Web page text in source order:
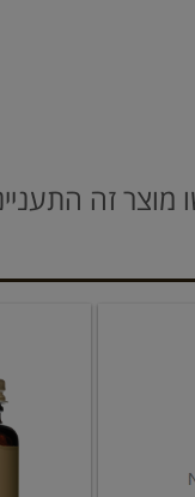
זה